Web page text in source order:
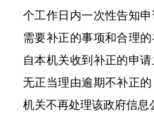
个工作日内一次性告知
需要补正的事项和合理
自本机关收到补正的申
无正当理由逾期不补正
机关不再处理该政府信息